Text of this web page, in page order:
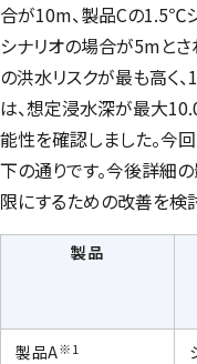
合が10m、製品Cの1.5℃
シナリオの場合が5mと
の洪水リスクが最も高く
は、想定浸水深が最大
能性を確認しました。今
下の通りです。今後詳細
限にするための改善を検
製品
製品A※1